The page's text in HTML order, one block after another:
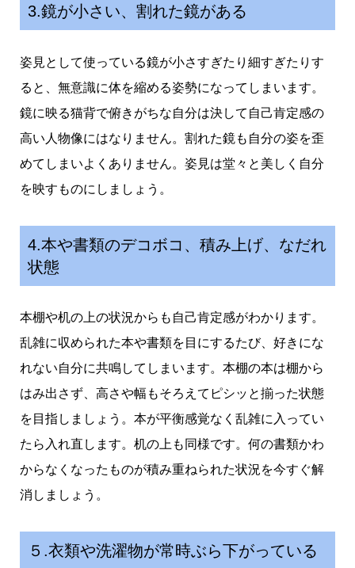
3.鏡が小さい、割れた鏡がある
姿見として使っている鏡が小さすぎたり細すぎたりす
ると、無意識に体を縮める姿勢になってしまいます。
鏡に映る猫背で俯きがちな自分は決して自己肯定感の
高い人物像にはなりません。割れた鏡も自分の姿を歪
めてしまいよくありません。姿見は堂々と美しく自分
を映すものにしましょう。
4.本や書類のデコボコ、積み上げ、なだれ
状態
本棚や机の上の状況からも自己肯定感がわかります。
乱雑に収められた本や書類を目にするたび、好きにな
れない自分に共鳴してしまいます。本棚の本は棚から
はみ出さず、高さや幅もそろえてピシッと揃った状態
を目指しましょう。本が平衡感覚なく乱雑に入ってい
たら入れ直します。机の上も同様です。何の書類かわ
からなくなったものが積み重ねられた状況を今すぐ解
消しましょう。
５.衣類や洗濯物が常時ぶら下がっている